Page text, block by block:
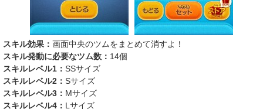
スキル効果： 画面中央のツムをまとめて消すよ！
スキル発動に必要なツム数： 14個
スキルレベル1： SSサイズ
スキルレベル2： Sサイズ
スキルレベル3： Mサイズ
スキルレベル4： Lサイズ